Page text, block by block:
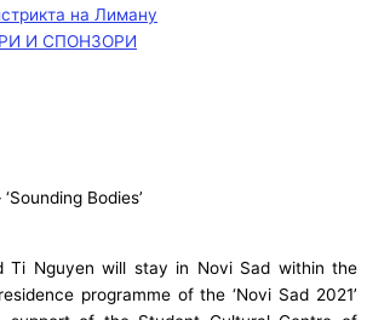
на Лиману
И СПОНЗОРИ
Bodies’
Ti Nguyen will stay in Novi Sad within the
programme of the ‘Novi Sad 2021’